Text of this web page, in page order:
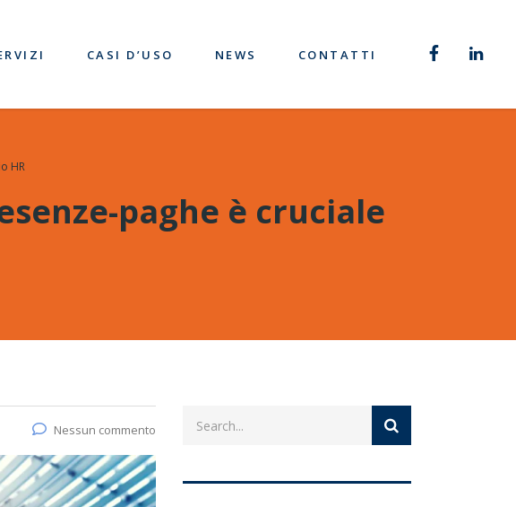
CASI D’USO NEWS CONTATTI
HR
paghe è cruciale
Nessun commento